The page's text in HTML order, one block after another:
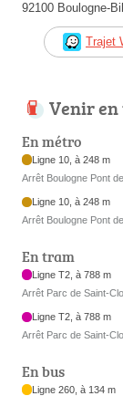
92100 Boulogne-
Trajet
Venir
En métro
Ligne 10, à 248 m
Arrêt Boulogne Pont
Ligne 10, à 248 m
Arrêt Boulogne Pont
En tram
Ligne T2, à 788 m
Arrêt Parc de Saint-
Ligne T2, à 788 m
Arrêt Parc de Saint-
En bus
Ligne 260, à 134 m